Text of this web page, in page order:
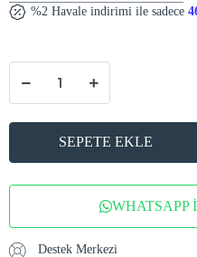
%2 Havale indirimi ile sadece
SEPETE EKLE
WHATSAPP
Destek Merkezi